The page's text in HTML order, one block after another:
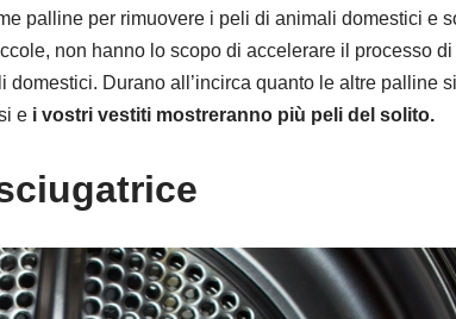
palline per rimuovere i peli di animali domestici e
non hanno lo scopo di accelerare il processo
Durano all’incirca quanto le altre palline
e i vostri vestiti mostreranno più peli del solito.